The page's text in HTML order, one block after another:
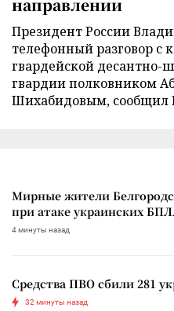
Президент России
телефонный разговор с
гвардейской
гвардии полковником
Шихабидовым, сообщил
Мирные жители
при атаке украинских
4 минуты назад
Средства ПВО сбили 281
32 минуты назад